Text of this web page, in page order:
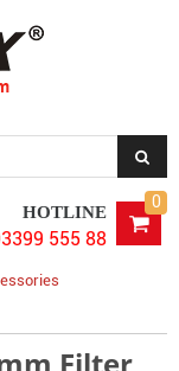
HOTLINE
555 88
0